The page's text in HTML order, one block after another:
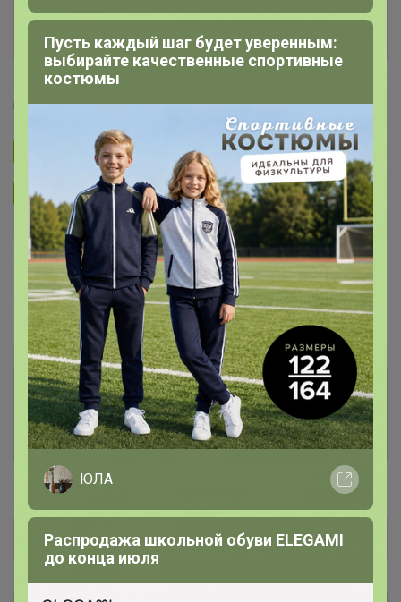
Перейти к текущей закупке
Артемида
Подписаться на закупку 893
Подписаться на организатора 1.7K
В архиве
—
Собрано
100 %
Ожидание ~ 5 дней
Комментарии к лотам 3.7K
Отзывы участников 12K
Новости
Прямая оплата!
Пусть каждый шаг будет уверенным:
выбирайте качественные спортивные
костюмы
ЮЛА
Распродажа школьной обуви ELEGAMI
до конца июля